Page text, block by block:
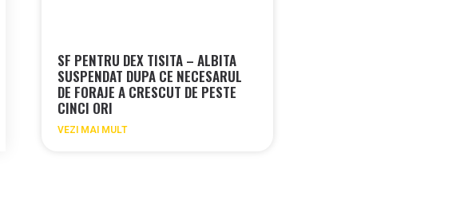
SF PENTRU DEX TISITA – ALBITA
SUSPENDAT DUPA CE NECESARUL
DE FORAJE A CRESCUT DE PESTE
CINCI ORI
VEZI MAI MULT